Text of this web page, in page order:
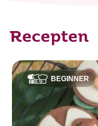
Recepten
BEGINNER